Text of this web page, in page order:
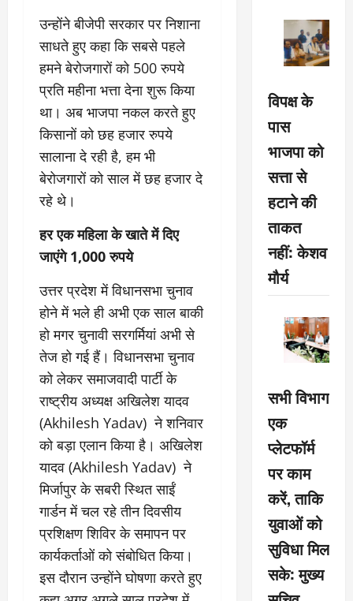
उन्होंने बीजेपी सरकार पर निशाना
साधते हुए कहा कि सबसे पहले
हमने बेरोजगारों को 500 रुपये
प्रति महीना भत्ता देना शुरू किया
था। अब भाजपा नकल करते हुए
किसानों को छह हजार रुपये
सालाना दे रही है, हम भी
बेरोजगारों को साल में छह हजार दे
रहे थे।
हर एक महिला के खाते में दिए
जाएंगे 1,000 रुपये
उत्तर प्रदेश में विधानसभा चुनाव
होने में भले ही अभी एक साल बाकी
हो मगर चुनावी सरगर्मियां अभी से
तेज हो गई हैं। विधानसभा चुनाव
को लेकर समाजवादी पार्टी के
राष्ट्रीय अध्यक्ष अखिलेश यादव
(Akhilesh Yadav) ने शनिवार
को बड़ा एलान किया है। अखिलेश
यादव (Akhilesh Yadav) ने
मिर्जापुर के सबरी स्थित साईं
गार्डन में चल रहे तीन दिवसीय
प्रशिक्षण शिविर के समापन पर
कार्यकर्ताओं को संबोधित किया।
इस दौरान उन्होंने घोषणा करते हुए
विपक्ष के
पास
भाजपा को
सत्ता से
हटाने की
ताकत
नहीं: केशव
मौर्य
सभी विभाग
एक
प्लेटफॉर्म
पर काम
करें, ताकि
युवाओं को
सुविधा मिल
सके: मुख्य